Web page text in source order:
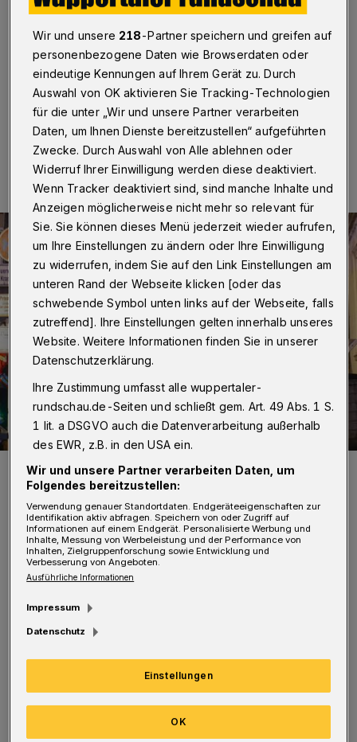
Wuppertal·In einem Mehrfamilienhaus an der
Nevigeser Straße ist am Dienstag (12. Dezember
2023) gegen 19 Uhr ein Kellerfeuer ausgebrochen.
13.12.2023 , 07:00 Uhr
Der Rauch quoll nach außen.
Foto: Christoph Petersen
Da in dem Bereich ein Handwerker vermutet
wurde, schickte die Feuerwehr umgehend
einen Trupp unter Atemschutz zur
Menschenrettung ins Haus. Sie fand aber keine
Person vor. Ein weiterer Trupp startete
umgehend mit der Brandbekämpfung. Das
Feuer wurde schnell gelöscht. Die
Wir und unsere 218-Partner speichern und greifen auf
personenbezogene Daten wie Browserdaten oder
eindeutige Kennungen auf Ihrem Gerät zu. Durch
Auswahl von OK aktivieren Sie Tracking-Technologien
für die unter „Wir und unsere Partner verarbeiten
Daten, um Ihnen Dienste bereitzustellen“ aufgeführten
Zwecke. Durch Auswahl von Alle ablehnen oder
Widerruf Ihrer Einwilligung werden diese deaktiviert.
Wenn Tracker deaktiviert sind, sind manche Inhalte und
Anzeigen möglicherweise nicht mehr so relevant für
Sie. Sie können dieses Menü jederzeit wieder aufrufen,
um Ihre Einstellungen zu ändern oder Ihre Einwilligung
zu widerrufen, indem Sie auf den Link Einstellungen am
unteren Rand der Webseite klicken [oder das
schwebende Symbol unten links auf der Webseite, falls
zutreffend]. Ihre Einstellungen gelten innerhalb unseres
Website. Weitere Informationen finden Sie in unserer
Datenschutzerklärung.
Ihre Zustimmung umfasst alle wuppertaler-
rundschau.de-Seiten und schließt gem. Art. 49 Abs. 1 S.
1 lit. a DSGVO auch die Datenverarbeitung außerhalb
des EWR, z.B. in den USA ein.
Wir und unsere Partner verarbeiten Daten, um
Folgendes bereitzustellen:
Verwendung genauer Standortdaten. Endgeräteeigenschaften zur
Identifikation aktiv abfragen. Speichern von oder Zugriff auf
Informationen auf einem Endgerät. Personalisierte Werbung und
Inhalte, Messung von Werbeleistung und der Performance von
Inhalten, Zielgruppenforschung sowie Entwicklung und
Verbesserung von Angeboten.
Ausführliche Informationen
Impressum
Datenschutz
Einstellungen
OK